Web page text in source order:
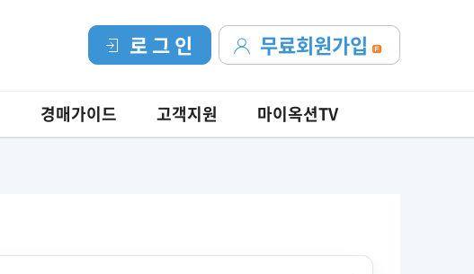
무료회원가입
로 그 인
경매가이드 고객지원 마이옥션TV